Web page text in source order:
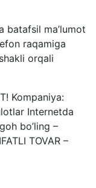
batafsil ma’lumot
raqamiga
orqali
Kompaniya:
Internetda
bo’ling –
TOVAR –